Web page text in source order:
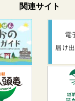
関連サイト